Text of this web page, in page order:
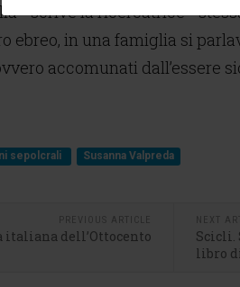
- scrive la ricercatrice -
ebreo, in una famiglia si
accomunati dall’essere
sepolcrali Susanna Valpreda
PREVIOUS ARTICLE
italiana dell’Ottocento
NEXT
Scicli.
libro